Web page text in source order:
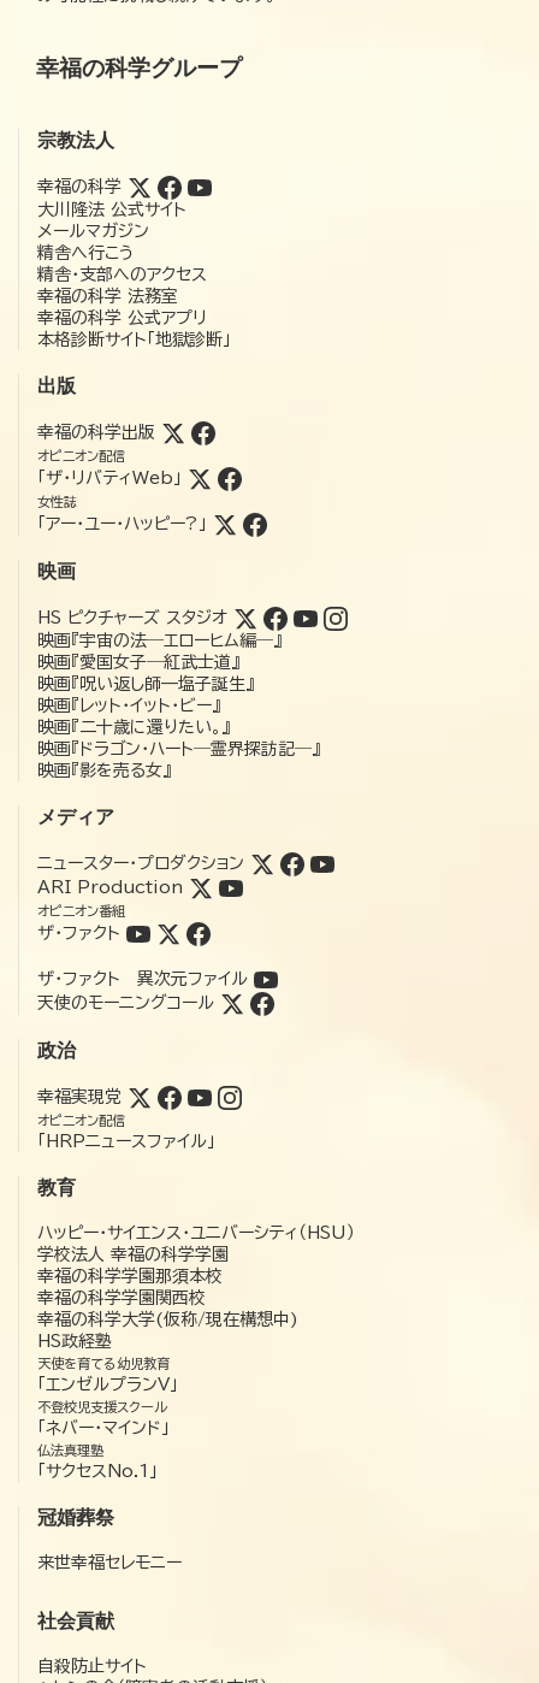
幸福の科学グループ
宗教法人
幸福の科学
大川隆法 公式サイト
メールマガジン
精舎へ行こう
精舎・支部へのアクセス
幸福の科学 法務室
幸福の科学 公式アプリ
本格診断サイト「地獄診断」
出版
幸福の科学出版
オピニオン配信
「ザ・リバティWeb」
女性誌
「アー・ユー・ハッピー?」
映画
HS ピクチャーズ スタジオ
映画『宇宙の法―エローヒム編―』
映画『愛国女子―紅武士道』
映画『呪い返し師—塩子誕生』
映画『レット・イット・ビー』
映画『二十歳に還りたい。』
映画『ドラゴン・ハート―霊界探訪記―』
映画『影を売る女』
メディア
ニュースター・プロダクション
ARI Production
オピニオン番組
ザ・ファクト
ザ・ファクト 異次元ファイル
天使のモーニングコール
政治
幸福実現党
オピニオン配信
「HRPニュースファイル」
教育
ハッピー・サイエンス・ユニバーシティ（HSU）
学校法人 幸福の科学学園
幸福の科学学園那須本校
幸福の科学学園関西校
幸福の科学大学(仮称/現在構想中)
HS政経塾
天使を育てる幼児教育
「エンゼルプランV」
不登校児支援スクール
「ネバー・マインド」
仏法真理塾
「サクセスNo.1」
冠婚葬祭
来世幸福セレモニー
社会貢献
自殺防止サイト